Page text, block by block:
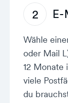
2 E-
Wähle
oder Mail
12 Monate
viele
du